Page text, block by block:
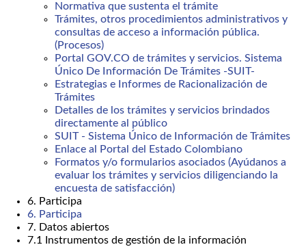
Normativa que sustenta el trámite
Trámites, otros procedimientos administrativos y
consultas de acceso a información pública.
(Procesos)
Portal GOV.CO de trámites y servicios. Sistema
Único De Información De Trámites -SUIT-
Estrategias e Informes de Racionalización de
Trámites
Detalles de los trámites y servicios brindados
directamente al público
SUIT - Sistema Único de Información de Trámites
Enlace al Portal del Estado Colombiano
Formatos y/o formularios asociados (Ayúdanos a
evaluar los trámites y servicios diligenciando la
encuesta de satisfacción)
6. Participa
6. Participa
7. Datos abiertos
7.1 Instrumentos de gestión de la información